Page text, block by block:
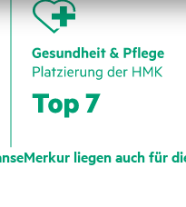
liegen auch für